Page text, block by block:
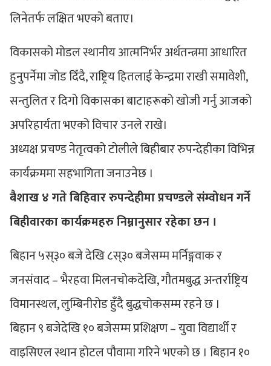
लिनेतर्फ लक्षित भएको बताए।
विकासको मोडल स्थानीय आत्मनिर्भर अर्थतन्त्रमा आधारित
हुनुपर्नेमा जोड दिँदै, राष्ट्रिय हितलाई केन्द्रमा राखी समावेशी,
सन्तुलित र दिगो विकासका बाटाहरूको खोजी गर्नु आजको
अपरिहार्यता भएको विचार उनले राखे।
अध्यक्ष प्रचण्ड नेतृत्वको टोलीले बिहीबार रुपन्देहीका विभिन्न
कार्यक्रममा सहभागिता जनाउनेछ ।
बैशाख ४ गते बिहिवार रुपन्देहीमा प्रचण्डले संम्वोधन गर्ने
बिहीवारका कार्यक्रमहरु निम्नानुसार रहेका छन ।
बिहान ५स्३० बजे देखि ८स्३० बजेसम्म मर्निङ्गवाक र
जनसंवाद – भैरहवा मिलनचोकदेखि, गौतमबुद्ध अन्तर्राष्ट्रिय
विमानस्थल, लुम्बिनीरोड हुँदै बुद्धचोकसम्म रहने छ ।
बिहान ९ बजेदेखि १० बजेसम्म प्रशिक्षण – युवा विद्यार्थी र
वाइसिएल स्थान होटल पौवामा गरिने भएको छ । बिहान १०